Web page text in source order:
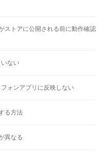
ストアに公開される前に動作確認
ない
ォンアプリに反映しない
る方法
異なる